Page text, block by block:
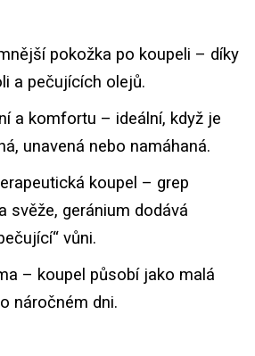
pokožka po koupeli – díky
a pečujících olejů.
a komfortu – ideální, když je
unavená nebo namáhaná.
koupel – grep
svěže, geránium dodává
vůni.
– koupel působí jako malá
náročném dni.